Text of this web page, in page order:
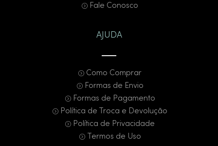
Fale Conosco
AJUDA
Como Comprar
Formas de Envio
Formas de Pagamento
Política de Troca e Devolução
Política de Privacidade
Termos de Uso